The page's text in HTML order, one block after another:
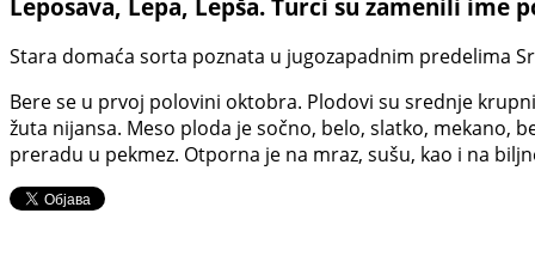
Leposava, Lepa, Lepša. Turci su zamenili
Stara domaća sorta poznata u jugozapadnim predelima
Bere se u prvoj polovini oktobra. Plodovi su srednje
žuta nijansa. Meso ploda je sočno, belo, slatko, mekano,
preradu u pekmez. Otporna je na mraz, sušu, kao i na